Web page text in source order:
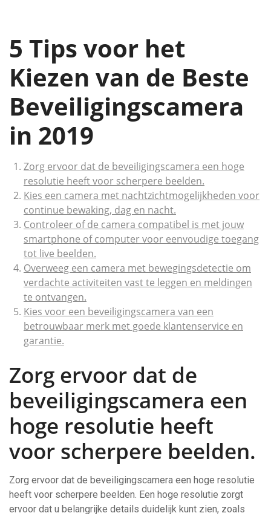
5 Tips voor het
Kiezen van de Beste
Beveiligingscamera
in 2019
Zorg ervoor dat de beveiligingscamera een hoge
resolutie heeft voor scherpere beelden.
Kies een camera met nachtzichtmogelijkheden voor
continue bewaking, dag en nacht.
Controleer of de camera compatibel is met jouw
smartphone of computer voor eenvoudige toegang
tot live beelden.
Overweeg een camera met bewegingsdetectie om
verdachte activiteiten vast te leggen en meldingen
te ontvangen.
Kies voor een beveiligingscamera van een
betrouwbaar merk met goede klantenservice en
garantie.
Zorg ervoor dat de
beveiligingscamera een
hoge resolutie heeft
voor scherpere beelden.
Zorg ervoor dat de beveiligingscamera een hoge resolutie
heeft voor scherpere beelden. Een hoge resolutie zorgt
ervoor dat u belangrijke details duidelijk kunt zien, zoals